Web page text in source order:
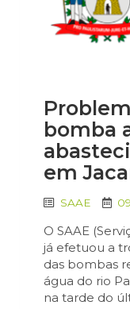
bomba
em
SAAE
O SAAE
já efetuou a
das bombas
água do rio
na tarde do